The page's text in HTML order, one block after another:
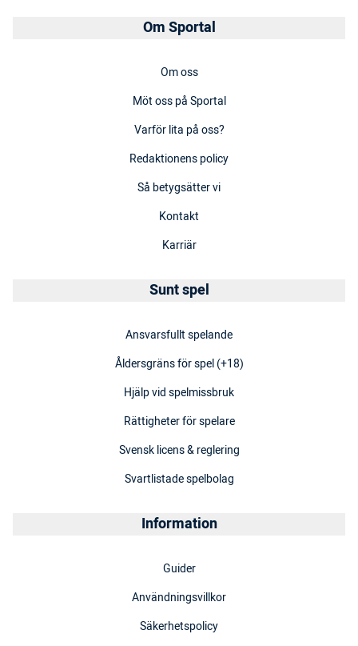
Om Sportal
Om oss
Möt oss på Sportal
Varför lita på oss?
Redaktionens policy
Så betygsätter vi
Kontakt
Karriär
Sunt spel
Ansvarsfullt spelande
Åldersgräns för spel (+18)
Hjälp vid spelmissbruk
Rättigheter för spelare
Svensk licens & reglering
Svartlistade spelbolag
Information
Guider
Användningsvillkor
Säkerhetspolicy